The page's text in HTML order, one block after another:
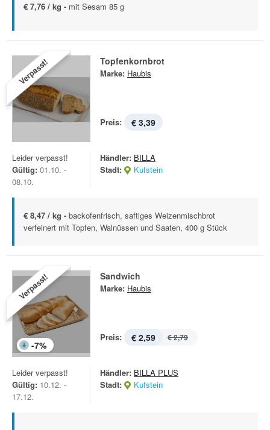
€ 7,76 / kg - mit Sesam 85 g
Verpasst! Topfenkornbrot
Marke: Haubis
Preis: € 3,39
Leider verpasst!
Gültig: 01.10. -
08.10.
Händler: BILLA
Stadt:
Kufstein
€ 8,47 / kg - backofenfrisch, saftiges Weizenmischbrot
verfeinert mit Topfen, Walnüssen und Saaten, 400 g Stück
Verpasst!
-7%
Sandwich
Marke: Haubis
Preis: € 2,59 € 2,79
Leider verpasst!
Gültig: 10.12. -
17.12.
Händler: BILLA PLUS
Stadt:
Kufstein